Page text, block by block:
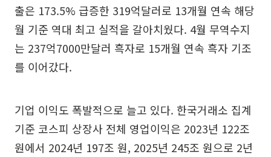
출은 173.5% 급증한 319억달러로 13개월 연속 해당
월 기준 역대 최고 실적을 갈아치웠다. 4월 무역수지
는 237억7000만달러 흑자로 15개월 연속 흑자 기조
를 이어갔다.
기업 이익도 폭발적으로 늘고 있다. 한국거래소 집계
기준 코스피 상장사 전체 영업이익은 2023년 122조
원에서 2024년 197조 원, 2025년 245조 원으로 2년